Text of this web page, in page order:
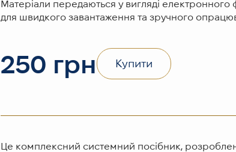
Матеріали передаються у вигляді електронного
для швидкого завантаження та зручного
250 грн Купити
Це комплексний системний посібник,